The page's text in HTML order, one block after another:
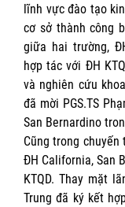
lĩnh vực đào tạo
cơ sở thành công
giữa hai trường,
hợp tác với ĐH
và nghiên cứu
đã mời PGS.TS
San Bernardino
Cũng trong
ĐH California, San
KTQD. Thay mặt
Trung đã ký kết